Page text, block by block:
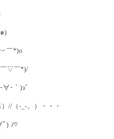
)
￣*)o
￣▽￣*)/
∀･｀)зﾞ
//（-_-。）・・・
ﾟ) ﾉ♡